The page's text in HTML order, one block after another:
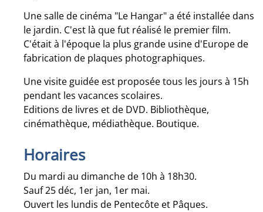
Une salle de cinéma "Le Hangar" a été installée dans
le jardin. C'est là que fut réalisé le premier film.
C'était à l'époque la plus grande usine d'Europe de
fabrication de plaques photographiques.
Une visite guidée est proposée tous les jours à 15h
pendant les vacances scolaires.
Editions de livres et de DVD. Bibliothèque,
cinémathèque, médiathèque. Boutique.
Horaires
Du mardi au dimanche de 10h à 18h30.
Sauf 25 déc, 1er jan, 1er mai.
Ouvert les lundis de Pentecôte et Pâques.